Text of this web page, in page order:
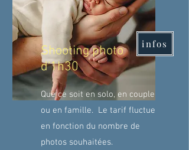
Shooting photo
d'1h30
infos
Que ce soit en solo, en couple
ou en famille. Le tarif fluctue
en fonction du nombre de
photos souhaitées.